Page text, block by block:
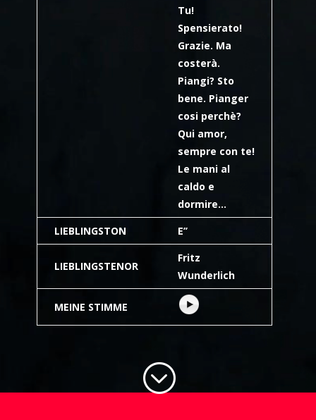
Tu!
Spensierato!
Grazie. Ma
costerà.
Piangi? Sto
bene. Pianger
cosi perchè?
Qui amor,
sempre con te!
Le mani al
caldo e
dormire…
LIEBLINGSTON
E’’
LIEBLINGSTENOR
Fritz
Wunderlich
MEINE STIMME
;